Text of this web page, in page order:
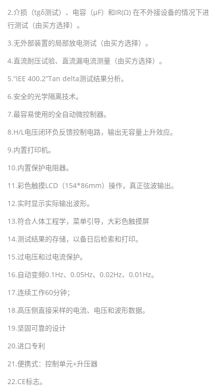
2.介损 （tgδ测试）、电容（μF）和IR(Ω) 在不外接设备的情况下进
行测试（由买方选择）。
3.无外部装置的局部放电测试（由买方选择）。
4.直流耐压试验、直流漏电流测量（由买方选择）。
5.“IEE 400.2”Tan delta测试结果分析。
6.安全的光学隔离技术。
7.最容易使用的全自动微控制器。
8.H/L电压闭环负反馈控制电路，输出无容量上升效应。
9.内置打印机。
10.内置保护电阻器。
11.彩色触摸LCD （154*86mm）操作，真正弦波输出。
12.实时显示实际输出波形。
13.符合人体工程学，菜单引导，大彩色触摸屏
14.测试结果的存储，以备日后检索和打印。
15.过电压和过电流保护。
16.自动变频0.1Hz、 0.05Hz、 0.02Hz、 0.01Hz。
17.连续工作60分钟；
18.高压侧直接采样的电流、电压和波形数据。
19.坚固可靠的设计
20.进口专利
21.便携式：控制单元+升压器
22.CE标志。